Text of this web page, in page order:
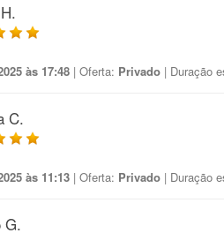
às 17:48 | Oferta: Privado | Duração
C.
às 11:13 | Oferta: Privado | Duração
G.